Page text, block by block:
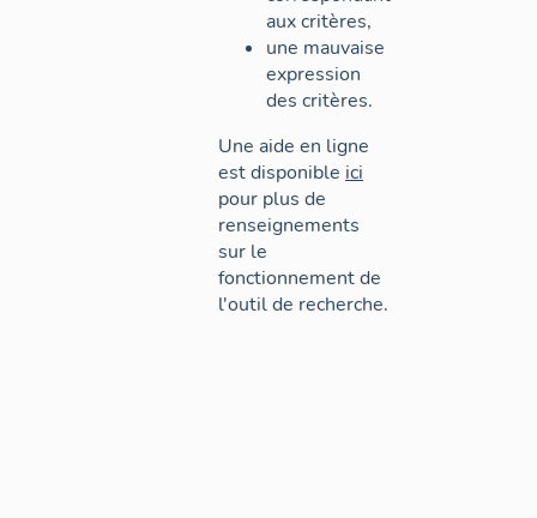
aux critères,
une mauvaise
expression
des critères.
Une aide en ligne
est disponible ici
pour plus de
renseignements
sur le
fonctionnement de
l'outil de recherche.